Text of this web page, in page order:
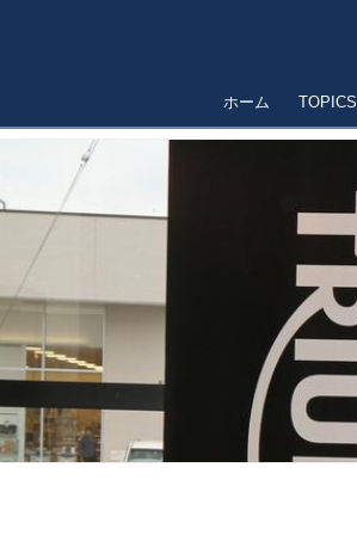
ホーム TOPICS